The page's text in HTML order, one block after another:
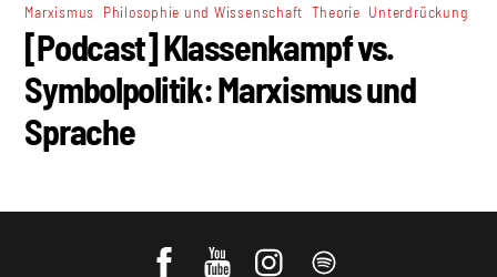
Marxismus Philosophie und Wissenschaft Theorie Unterdrückung
[Podcast] Klassenkampf vs.
Symbolpolitik: Marxismus und
Sprache